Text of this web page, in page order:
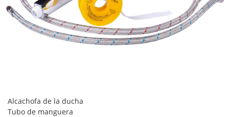
Alcachofa de la ducha
Tubo de manguera